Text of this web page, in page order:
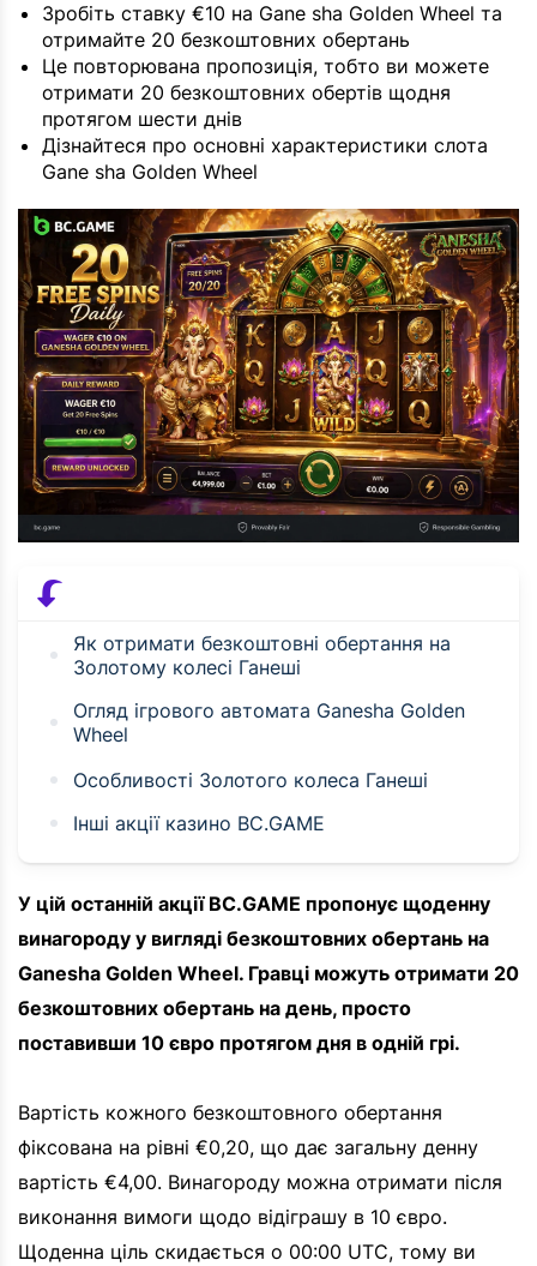
Зробіть ставку €10 на Gane sha Golden Wheel та
отримайте 20 безкоштовних обертань
Це повторювана пропозиція, тобто ви можете
отримати 20 безкоштовних обертів щодня
протягом шести днів
Дізнайтеся про основні характеристики слота
Gane sha Golden Wheel
Як отримати безкоштовні обертання на
Золотому колесі Ганеші
Огляд ігрового автомата Ganesha Golden
Wheel
Особливості Золотого колеса Ганеші
Інші акції казино BC.GAME
У цій останній акції BC.GAME пропонує щоденну
винагороду у вигляді безкоштовних обертань на
Ganesha Golden Wheel. Гравці можуть отримати 20
безкоштовних обертань на день, просто
поставивши 10 євро протягом дня в одній грі.
Вартість кожного безкоштовного обертання
фіксована на рівні €0,20, що дає загальну денну
вартість €4,00. Винагороду можна отримати після
виконання вимоги щодо відіграшу в 10 євро.
Щоденна ціль скидається о 00:00 UTC, тому ви